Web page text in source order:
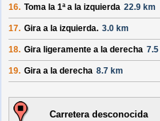
16. Toma la 1ª a la izquierda 22.9 km
17. Gira a la izquierda. 3.0 km
18. Gira ligeramente a la derecha
19. Gira a la derecha 8.7 km
Carretera desconocida